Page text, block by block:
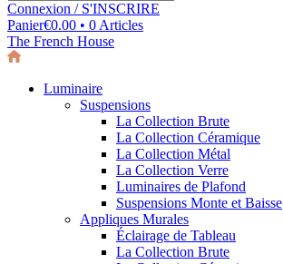
Connexion / S'INSCRIRE
Panier€0.00 • 0 Articles
The French House
Luminaire
Suspensions
La Collection Brute
La Collection Céramique
La Collection Métal
La Collection Verre
Luminaires de Plafond
Suspensions Monte et Baisse
Appliques Murales
Éclairage de Tableau
La Collection Brute